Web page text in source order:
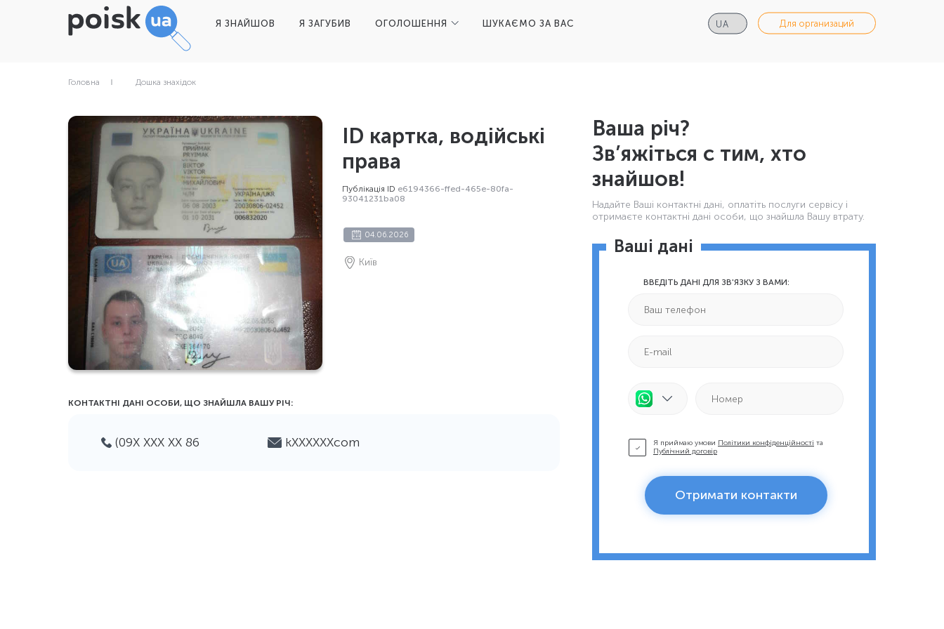
Я ЗНАЙШОВ Я ЗАГУБИВ ОГОЛОШЕННЯ ШУКАЄМО ЗА ВАС Для организаций
Головна Дошка знахідок
ID картка, водійські
права
Публікація ID e6194366-ffed-465e-80fa-
93041231ba08
04.06.2026
Київ
КОНТАКТНІ ДАНІ ОСОБИ, ЩО ЗНАЙШЛА ВАШУ РIЧ:
(09Х ХХХ ХХ 86 kХХХХХХcom
Ваша річ?
Зв’яжіться с тим, хто
знайшов!
Надайте Ваші контактнi дані, оплатіть послуги сервісу і
отримаєте контактні дані особи, що знайшла Вашу втрату.
Ваші дані
ВВЕДІТЬ ДАНІ ДЛЯ ЗВ'ЯЗКУ З ВАМИ:
Я приймаю умови Політики конфіденційності та
Публічний договір
Отримати контакти